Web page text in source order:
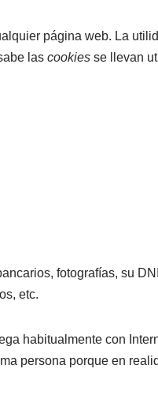
página web. La
las cookies se llevan
fotografías, su
etc.
habitualmente con
persona porque en